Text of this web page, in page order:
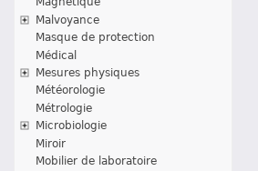
Malvoyance
Masque de protection
Médical
Mesures physiques
Météorologie
Métrologie
Microbiologie
Miroir
Mobilier de laboratoire